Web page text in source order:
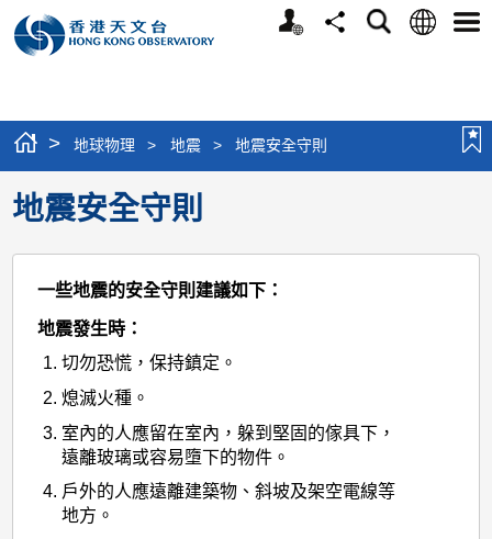
個
分
搜
語
選
> 地球物理 > 地震 > 地震安全守則
地震安全守則
一些地震的安全守則建議如下：
地震發生時：
切勿恐慌，保持鎮定。
熄滅火種。
室內的人應留在室內，躲到堅固的傢具下，
遠離玻璃或容易墮下的物件。
戶外的人應遠離建築物、斜坡及架空電線等
地方。